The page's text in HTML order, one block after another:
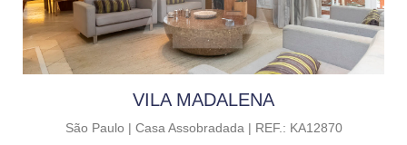
VILA MADALENA
São Paulo | Casa Assobradada | REF.: KA12870